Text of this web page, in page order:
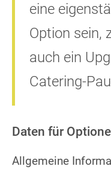
eine
Option sein,
auch ein
Catering-
Daten für
Allgemeine